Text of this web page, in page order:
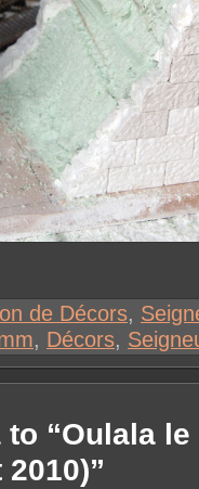
de Décors,
, Décors,
to “Oulala